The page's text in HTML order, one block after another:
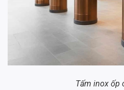
Tấm inox ốp